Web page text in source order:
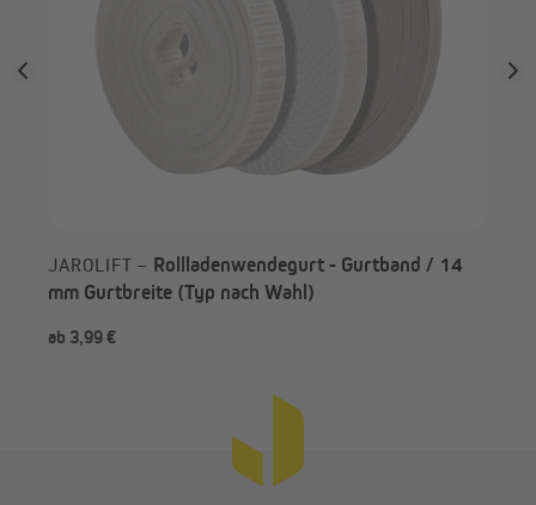
JAROLIFT – Rollladenwendegurt - Gurtband / 14
mm Gurtbreite (Typ nach Wahl)
ab 3,99 €